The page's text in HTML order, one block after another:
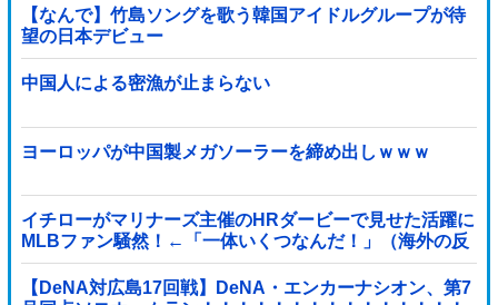
【なんで】竹島ソングを歌う韓国アイドルグループが待
望の日本デビュー
中国人による密漁が止まらない
ヨーロッパが中国製メガソーラーを締め出しｗｗｗ
イチローがマリナーズ主催のHRダービーで見せた活躍に
MLBファン騒然！←「一体いくつなんだ！」（海外の反
応）
【DeNA対広島17回戦】DeNA・エンカーナシオン、第7